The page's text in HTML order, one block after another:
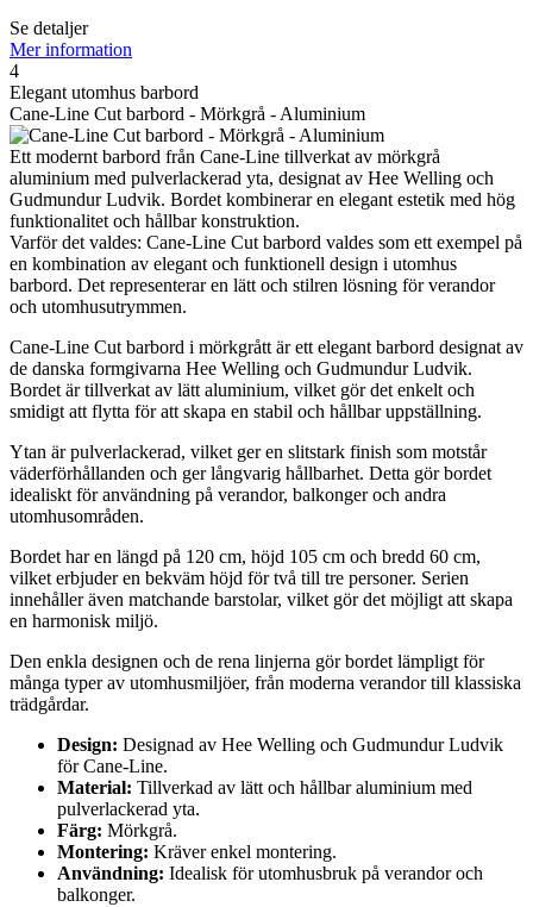
Se detaljer
Mer information
4
Elegant utomhus barbord
Cane-Line Cut barbord - Mörkgrå - Aluminium
Ett modernt barbord från Cane-Line tillverkat av mörkgrå
aluminium med pulverlackerad yta, designat av Hee Welling och
Gudmundur Ludvik. Bordet kombinerar en elegant estetik med hög
funktionalitet och hållbar konstruktion.
Varför det valdes: Cane-Line Cut barbord valdes som ett exempel på
en kombination av elegant och funktionell design i utomhus
barbord. Det representerar en lätt och stilren lösning för verandor
och utomhusutrymmen.
Cane-Line Cut barbord i mörkgrått är ett elegant barbord designat av
de danska formgivarna Hee Welling och Gudmundur Ludvik.
Bordet är tillverkat av lätt aluminium, vilket gör det enkelt och
smidigt att flytta för att skapa en stabil och hållbar uppställning.
Ytan är pulverlackerad, vilket ger en slitstark finish som motstår
väderförhållanden och ger långvarig hållbarhet. Detta gör bordet
idealiskt för användning på verandor, balkonger och andra
utomhusområden.
Bordet har en längd på 120 cm, höjd 105 cm och bredd 60 cm,
vilket erbjuder en bekväm höjd för två till tre personer. Serien
innehåller även matchande barstolar, vilket gör det möjligt att skapa
en harmonisk miljö.
Den enkla designen och de rena linjerna gör bordet lämpligt för
många typer av utomhusmiljöer, från moderna verandor till klassiska
trädgårdar.
Design: Designad av Hee Welling och Gudmundur Ludvik
för Cane-Line.
Material: Tillverkad av lätt och hållbar aluminium med
pulverlackerad yta.
Färg: Mörkgrå.
Montering: Kräver enkel montering.
Användning: Idealisk för utomhusbruk på verandor och
balkonger.